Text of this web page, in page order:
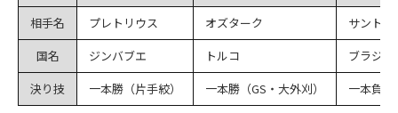
相手名
プレトリウス オズターク
サントス
国名
ジンバブエ トルコ
ブラジル
決り技
一本勝（片手絞） 一本勝（GS・大外刈） 一本負